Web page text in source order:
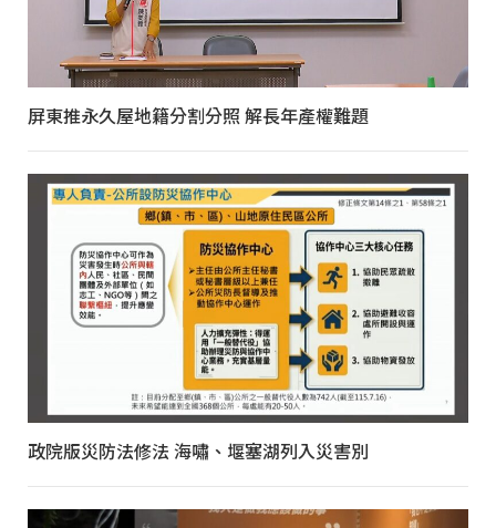
屏東推永久屋地籍分割分照 解長年產權難題
政院版災防法修法 海嘯、堰塞湖列入災害別